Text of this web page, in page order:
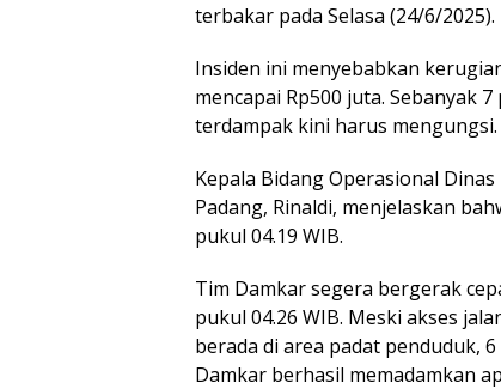
terbakar pada Selasa (24/6/2025).
Insiden ini menyebabkan
mencapai Rp500 juta. Sebanyak
terdampak kini harus mengungsi.
Kepala Bidang Operasional
Padang, Rinaldi, menjelaskan
pukul 04.19 WIB.
Tim Damkar segera bergerak
pukul 04.26 WIB. Meski akses
berada di area padat penduduk,
Damkar berhasil memadamkan